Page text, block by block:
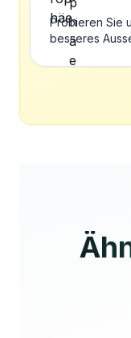
Probieren Sie
besseres